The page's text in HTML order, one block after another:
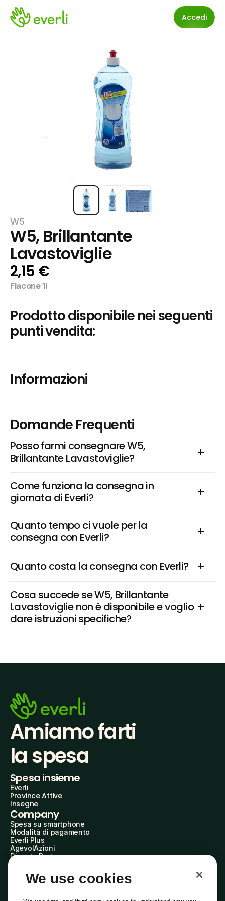
Accedi
W5
W5, Brillantante
Lavastoviglie
2,15 €
Flacone 1l
Prodotto disponibile nei seguenti
punti vendita:
Informazioni
Domande Frequenti
Posso farmi consegnare W5,
Brillantante Lavastoviglie?
Come funziona la consegna in
giornata di Everli?
Quanto tempo ci vuole per la
consegna con Everli?
Quanto costa la consegna con Everli?
Cosa succede se W5, Brillantante
Lavastoviglie non è disponibile e voglio
dare istruzioni specifiche?
Amiamo farti
la spesa
Spesa insieme
Everli
Province Attive
Insegne
Company
Spesa su smartphone
Modalità di pagamento
Everli Plus
AgevolAzioni
Diventa Partner
Everli Shoppers
About Us
We use cookies